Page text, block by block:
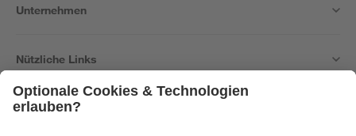
Unternehmen
Nützliche Links